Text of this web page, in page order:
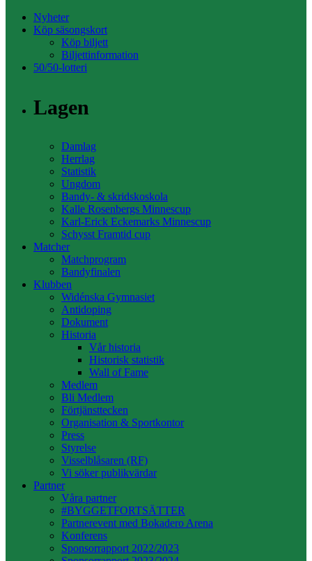
Nyheter
Köp säsongskort
Köp biljett
Biljettinformation
50/50-lotteri
Lagen
Damlag
Herrlag
Statistik
Ungdom
Bandy- & skridskoskola
Kalle Rosenbergs Minnescup
Karl-Erick Eckemarks Minnescup
Schysst Framtid cup
Matcher
Matchprogram
Bandyfinalen
Klubben
Widénska Gymnasiet
Antidoping
Dokument
Historia
Vår historia
Historisk statistik
Wall of Fame
Medlem
Bli Medlem
Förtjänsttecken
Organisation & Sportkontor
Press
Styrelse
Visselblåsaren (RF)
Vi söker publikvärdar
Partner
Våra partner
#BYGGETFORTSÄTTER
Partnerevent med Bokadero Arena
Konferens
Sponsorrapport 2022/2023